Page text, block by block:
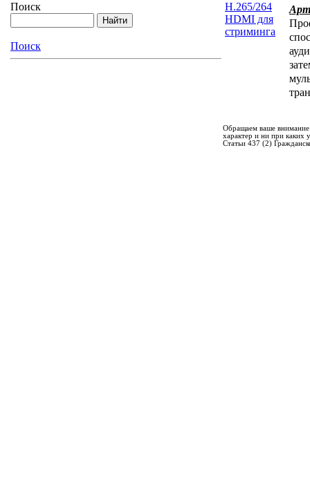
Поиск
Поиск
Обращаем ваше
характер и ни при каких
Статьи 437 (2)